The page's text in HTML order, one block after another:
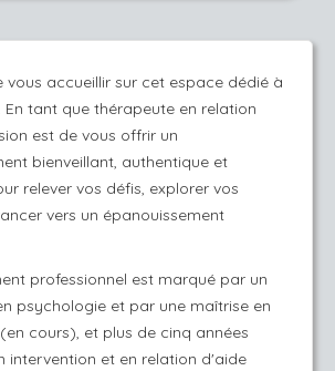
vous accueillir sur cet espace dédié à
En tant que thérapeute en relation
est de vous offrir un
bienveillant, authentique et
relever vos défis, explorer vos
vers un épanouissement
professionnel est marqué par un
psychologie et par une maîtrise en
cours), et plus de cinq années
intervention et en relation d'aide